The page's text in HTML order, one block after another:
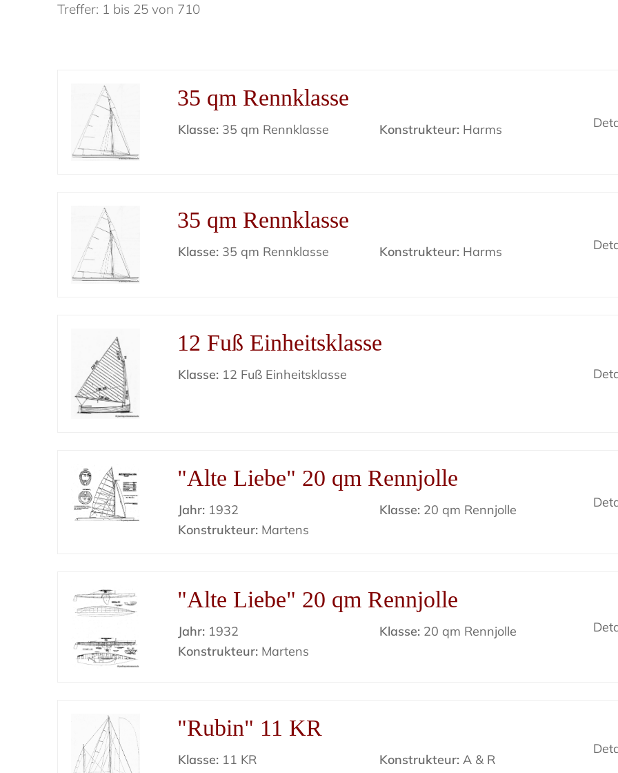
Treffer: 1 bis 25 von 710
35 qm Rennklasse
Klasse: 35 qm Rennklasse Konstrukteur:Harms
35 qm Rennklasse
Klasse: 35 qm Rennklasse Konstrukteur:Harms
12 Fuß Einheitsklasse
Klasse: 12 Fuß Einheitsklasse
"Alte Liebe" 20 qm Rennjolle
Jahr: 1932 Klasse:20 qm Rennjolle
Konstrukteur: Martens
"Alte Liebe" 20 qm Rennjolle
Jahr: 1932 Klasse:20 qm Rennjolle
Konstrukteur: Martens
"Rubin" 11 KR
Klasse: 11 KR Konstrukteur:A & R